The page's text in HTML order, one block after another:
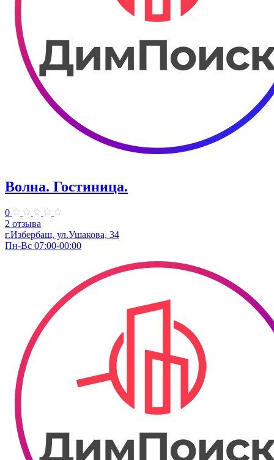
Волна. Гостиница.
0
2 отзыва
г.Избербаш, ул.Ушакова, 34
Пн-Вс 07:00-00:00